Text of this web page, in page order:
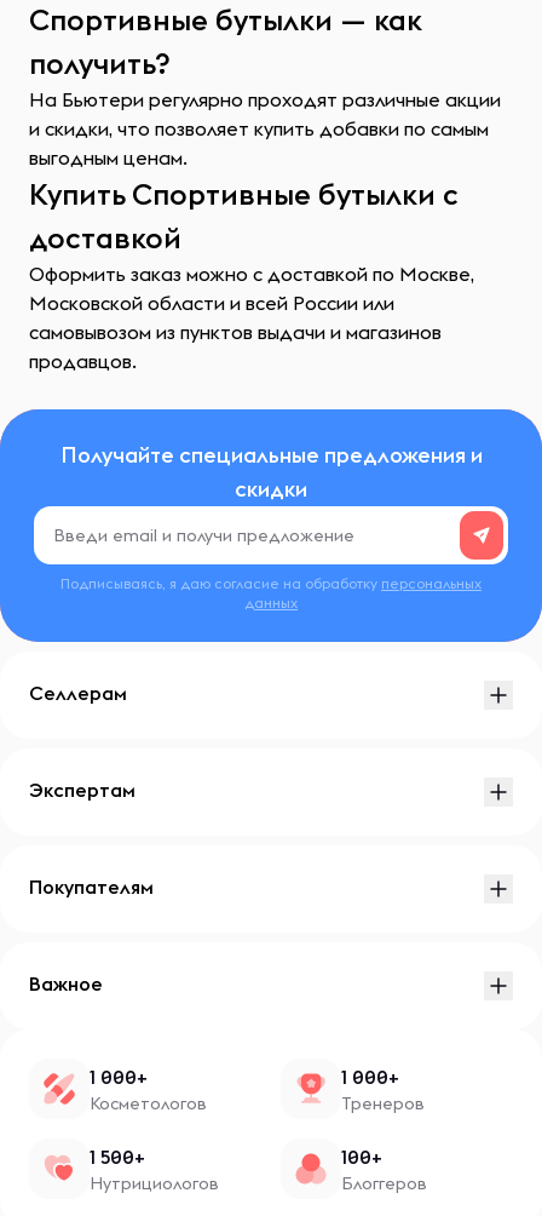
Спортивные бутылки — как
получить?
На Бьютери регулярно проходят различные акции
и скидки, что позволяет купить добавки по самым
выгодным ценам.
Купить Спортивные бутылки с
доставкой
Оформить заказ можно с доставкой по Москве,
Московской области и всей России или
самовывозом из пунктов выдачи и магазинов
продавцов.
Получайте специальные предложения и
скидки
Подписываясь, я даю согласие на обработку персональных
данных
Селлерам
Экспертам
Покупателям
Важное
1 000+
Косметологов
1 000+
Тренеров
1 500+
Нутрициологов
100+
Блоггеров